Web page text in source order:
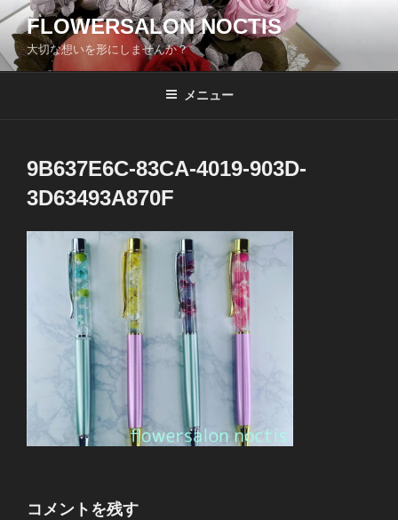
コ
ン
テ
ン
FLOWERSALON NOCTIS
大切な想いを形にしませんか？
メニュー
9B637E6C-83CA-4019-903D-
3D63493A870F
コメントを残す